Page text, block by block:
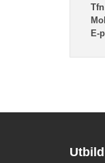
Tfn
E-